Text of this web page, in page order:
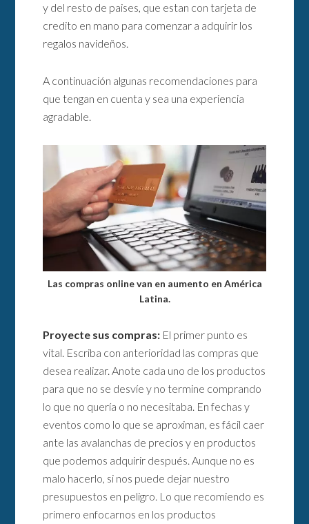
y del resto de paises, que estan con tarjeta de
credito en mano para comenzar a adquirir los
regalos navideños.
A continuación algunas recomendaciones para
que tengan en cuenta y sea una experiencia
agradable.
Las compras online van en aumento en América
Latina.
Proyecte sus compras: El primer punto es
vital. Escriba con anterioridad las compras que
desea realizar. Anote cada uno de los productos
para que no se desvíe y no termine comprando
lo que no quería o no necesitaba. En fechas y
eventos como lo que se aproximan, es fácil caer
ante las avalanchas de precios y en productos
que podemos adquirir después. Aunque no es
malo hacerlo, si nos puede dejar nuestro
presupuestos en peligro. Lo que recomiendo es
primero enfocarnos en los productos